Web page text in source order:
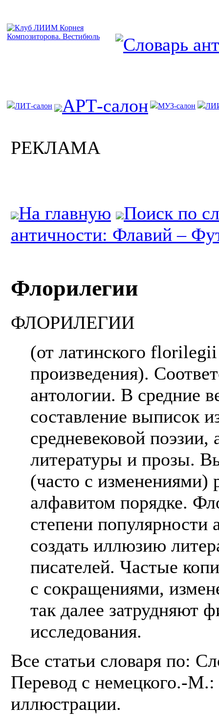
ЛИТ-салон АРТ-салон МУЗ-салон
РЕКЛАМА
На главную
Поиск по
античности: Флавий –
Флорилегии
ФЛОРИЛЕГИИ
(от латинского
произведения).
антологии. В средние
составление выписок
средневековой поэзии,
литературы и прозы.
(часто с изменениями)
алфавитом порядке.
степени популярности
создать иллюзию
писателей. Частые
с сокращениями,
так далее затрудняют
исследования.
Все статьи словаря по:
Перевод с немецкого.-
иллюстрации.